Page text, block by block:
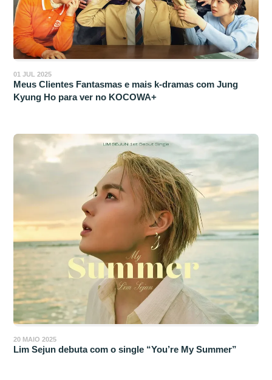
01 JUL 2025
Meus Clientes Fantasmas e mais k-dramas com Jung
Kyung Ho para ver no KOCOWA+
20 MAIO 2025
Lim Sejun debuta com o single “You’re My Summer”